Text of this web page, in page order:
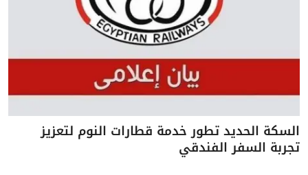
السكة الحديد تطور خدمة قطارات النوم لتعزيز
تجربة السفر الفندقي